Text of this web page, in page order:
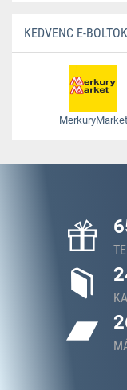
KEDVENC E-BOLTOK
MerkuryMarket